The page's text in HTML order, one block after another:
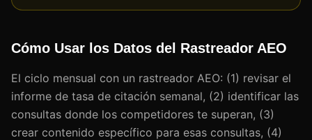
Cómo Usar los Datos del Rastreador AEO
El ciclo mensual con un rastreador AEO: (1) revisar el
informe de tasa de citación semanal, (2) identificar las
consultas donde los competidores te superan, (3)
crear contenido específico para esas consultas, (4)